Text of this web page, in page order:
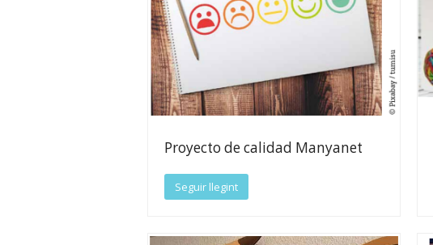
Proyecto de calidad Manyanet
Seguir llegint